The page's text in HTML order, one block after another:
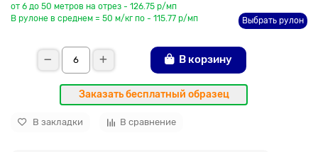
от 6 до 50 метров на отрез - 126.75 р/мп
В рулоне в среднем = 50 м/кг по - 115.77 р/мп
Выбрать рулон
В корзину
Заказать бесплатный образец
В закладки В сравнение